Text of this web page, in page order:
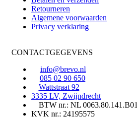
Retourneren
Algemene voorwaarden
Privacy verklaring
CONTACTGEGEVENS
info@brevo.nl
085 02 90 650
Wattstraat 92
3335 LV, Zwijndrecht
BTW nr.: NL 0063.80.141.B01
KVK nr.: 24195575